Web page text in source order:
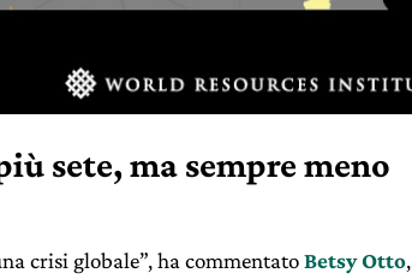
sete, ma sempre meno
crisi globale”, ha commentatoBetsy Otto,